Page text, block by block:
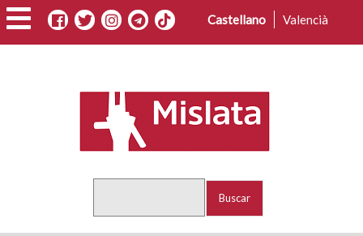
Pasar
al
contenido
Castellano Valencià